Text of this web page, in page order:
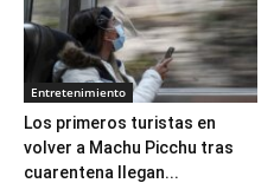
Entretenimiento
Los primeros turistas en
volver a Machu Picchu tras
cuarentena llegan...